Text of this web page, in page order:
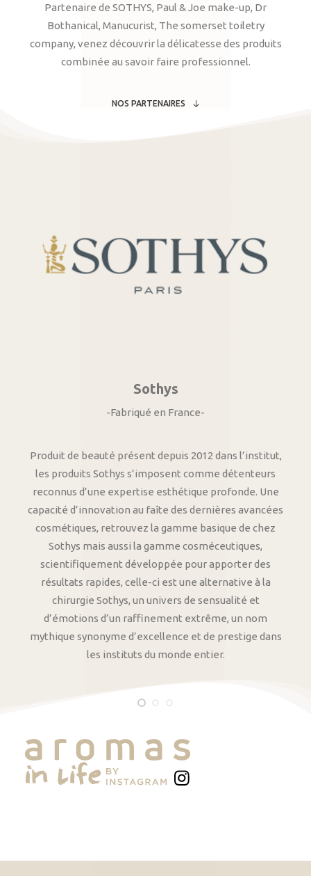
Partenaire de SOTHYS, Paul & Joe make-up, Dr
Bothanical, Manucurist, The somerset toiletry
company, venez découvrir la délicatesse des produits
combinée au savoir faire professionnel.
NOS PARTENAIRES
Sothys
-Fabriqué en France-
Produit de beauté présent depuis 2012 dans l’institut,
les produits Sothys s’imposent comme détenteurs
reconnus d’une expertise esthétique profonde. Une
capacité d’innovation au faîte des dernières avancées
cosmétiques, retrouvez la gamme basique de chez
Sothys mais aussi la gamme cosméceutiques,
scientifiquement développée pour apporter des
résultats rapides, celle-ci est une alternative à la
chirurgie Sothys, un univers de sensualité et
d’émotions d’un raffinement extrême, un nom
mythique synonyme d’excellence et de prestige dans
les instituts du monde entier.